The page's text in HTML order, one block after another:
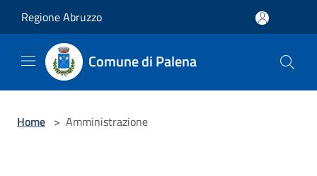
Regione Abruzzo
Comune di Palena
Home > Amministrazione